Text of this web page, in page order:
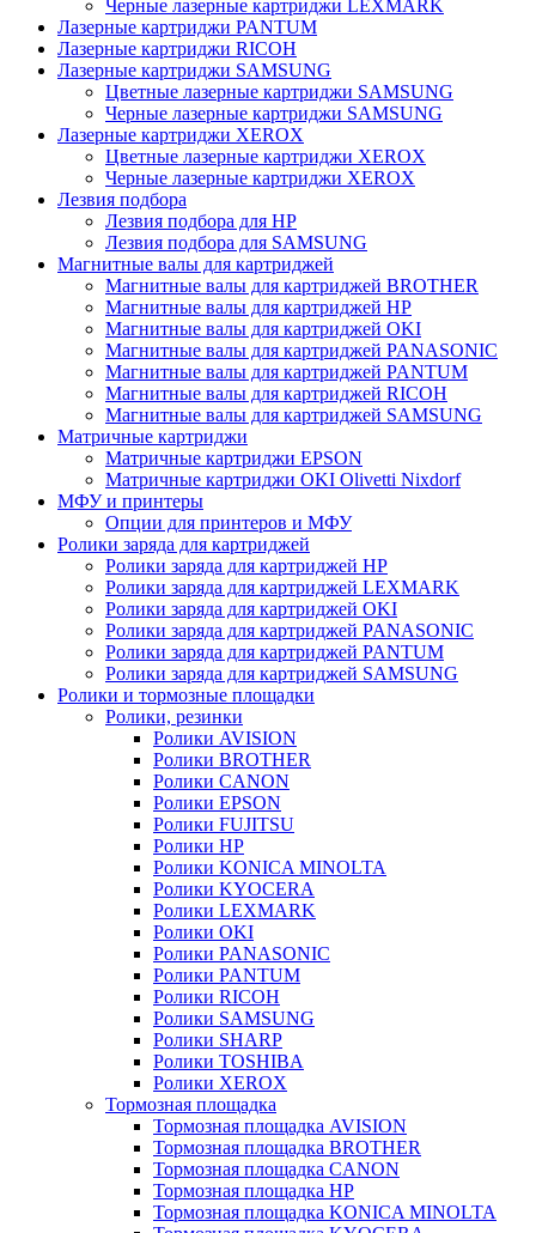
Черные лазерные картриджи LEXMARK
Лазерные картриджи PANTUM
Лазерные картриджи RICOH
Лазерные картриджи SAMSUNG
Цветные лазерные картриджи SAMSUNG
Черные лазерные картриджи SAMSUNG
Лазерные картриджи XEROX
Цветные лазерные картриджи XEROX
Черные лазерные картриджи XEROX
Лезвия подбора
Лезвия подбора для HP
Лезвия подбора для SAMSUNG
Магнитные валы для картриджей
Магнитные валы для картриджей BROTHER
Магнитные валы для картриджей HP
Магнитные валы для картриджей OKI
Магнитные валы для картриджей PANASONIC
Магнитные валы для картриджей PANTUM
Магнитные валы для картриджей RICOH
Магнитные валы для картриджей SAMSUNG
Матричные картриджи
Матричные картриджи EPSON
Матричные картриджи OKI Olivetti Nixdorf
МФУ и принтеры
Опции для принтеров и МФУ
Ролики заряда для картриджей
Ролики заряда для картриджей HP
Ролики заряда для картриджей LEXMARK
Ролики заряда для картриджей OKI
Ролики заряда для картриджей PANASONIC
Ролики заряда для картриджей PANTUM
Ролики заряда для картриджей SAMSUNG
Ролики и тормозные площадки
Ролики, резинки
Ролики AVISION
Ролики BROTHER
Ролики CANON
Ролики EPSON
Ролики FUJITSU
Ролики HP
Ролики KONICA MINOLTA
Ролики KYOCERA
Ролики LEXMARK
Ролики OKI
Ролики PANASONIC
Ролики PANTUM
Ролики RICOH
Ролики SAMSUNG
Ролики SHARP
Ролики TOSHIBA
Ролики XEROX
Тормозная площадка
Тормозная площадка AVISION
Тормозная площадка BROTHER
Тормозная площадка CANON
Тормозная площадка HP
Тормозная площадка KONICA MINOLTA